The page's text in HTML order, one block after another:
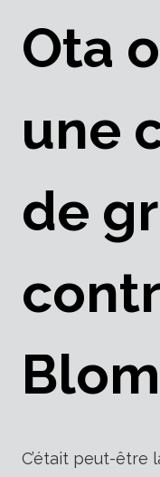
Ota
une
de
C’était peut-être